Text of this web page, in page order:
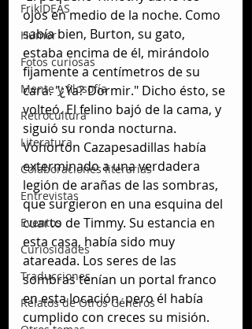
FrikIDEAS
Humor
Fotos curiosas
Mente y filosofía
Retrocultura
Literatura
Colaboraciones literarias
Entrevistas
Eventos
Curiosidades
Traducciones
Relatos de Otros Géneros
ojos en medio de la noche. Como
sabía bien, Burton, su gato,
estaba encima de él, mirándolo
fijamente a centímetros de su
cara. "¿Ya? Dormir." Dicho ésto, se
volteó. El felino bajó de la cama, y
siguió su ronda nocturna.
Vohorton Cazapesadillas había
exterminado a una verdadera
legión de arañas de las sombras,
que surgieron en una esquina del
cuarto de Timmy. Su estancia en
esta casa, había sido muy
atareada. Los seres de las
sombras tenían un portal franco
en esta locación, pero él había
cumplido con creces su misión.